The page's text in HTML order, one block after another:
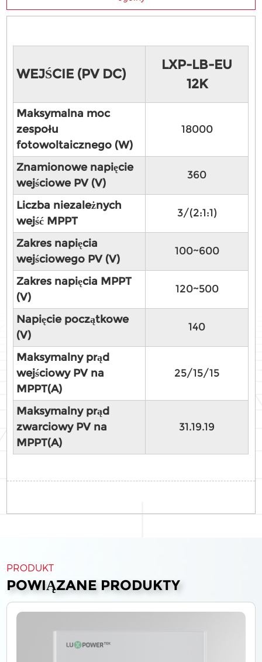
WEJŚCIE (PV DC)
LXP-LB-EU
12K
Maksymalna moc
zespołu
fotowoltaicznego (W)
18000
Znamionowe napięcie
wejściowe PV (V)
360
Liczba niezależnych
wejść MPPT
3/(2:1:1)
Zakres napięcia
wejściowego PV (V)
100~600
Zakres napięcia MPPT
(V)
120~500
Napięcie początkowe
(V)
140
Maksymalny prąd
wejściowy PV na
MPPT(A)
25/15/15
Maksymalny prąd
zwarciowy PV na
MPPT(A)
31.19.19
PRODUKT
POWIĄZANE PRODUKTY